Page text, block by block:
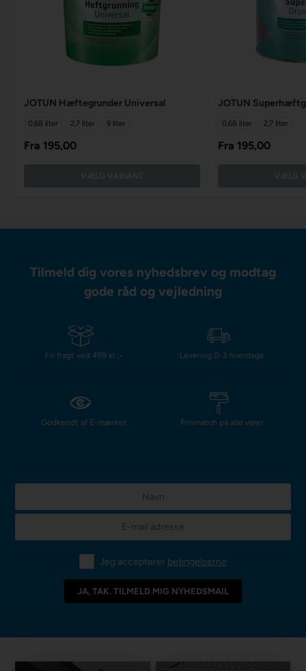
JOTUN Hæftegrunder Universal
0,68 liter 2,7 liter 9 liter
Fra 195,00
JOTUN
0,68 liter 2,7 liter
Fra 195,00
Tilmeld dig vores nyhedsbrev og modtag
gode råd og vejledning
Fri fragt ved 499 kr.,- Levering 0-3 hverdage
Godkendt af E-mærket Prismatch på alle varer
Jeg accepterer betingelserne